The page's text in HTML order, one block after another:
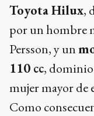
Toyota Hilux,
por un hombre
Persson, y un
110 cc, dominio
mujer mayor de
Como